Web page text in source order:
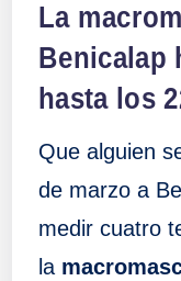
La
Benicalap
hasta los
Que alguien
de marzo a
medir cuatro
la